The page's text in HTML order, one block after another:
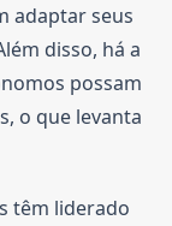
adaptar seus
disso, há a
possam
o que levanta
têm liderado